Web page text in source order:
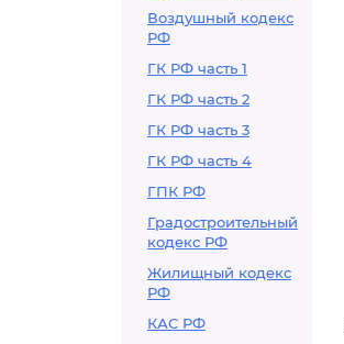
Воздушный кодекс
РФ
ГК РФ часть 1
ГК РФ часть 2
ГК РФ часть 3
ГК РФ часть 4
ГПК РФ
Градостроительный
кодекс РФ
Жилищный кодекс
РФ
КАС РФ